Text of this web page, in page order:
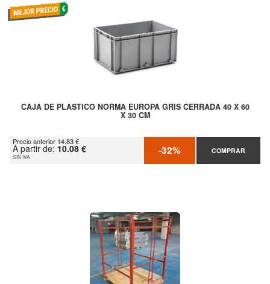
CAJA DE PLASTICO NORMA EUROPA GRIS CERRADA 40 X 60
X 30 CM
Precio anterior 14.83 €
A partir de: 10.08 €
SIN IVA -32% COMPRAR